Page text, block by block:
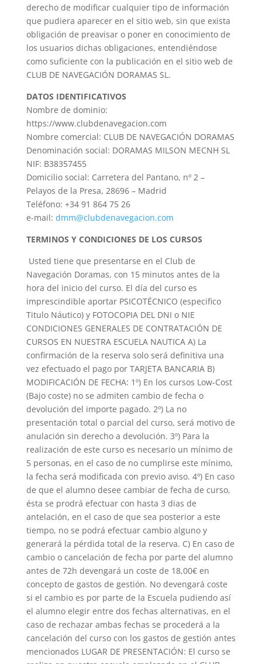
derecho de modificar cualquier tipo de información
que pudiera aparecer en el sitio web, sin que exista
obligación de preavisar o poner en conocimiento de
los usuarios dichas obligaciones, entendiéndose
como suficiente con la publicación en el sitio web de
CLUB DE NAVEGACIÓN DORAMAS SL.
DATOS IDENTIFICATIVOS
Nombre de dominio:
https://www.clubdenavegacion.com
Nombre comercial: CLUB DE NAVEGACIÓN DORAMAS
Denominación social: DORAMAS MILSON MECNH SL
NIF: B38357455
Domicilio social: Carretera del Pantano, nº 2 –
Pelayos de la Presa, 28696 – Madrid
Teléfono: +34 91 864 75 26
e-mail: dmm@clubdenavegacion.com
TERMINOS Y CONDICIONES DE LOS CURSOS
Usted tiene que presentarse en el Club de
Navegación Doramas, con 15 minutos antes de la
hora del inicio del curso. El día del curso es
imprescindible aportar PSICOTÉCNICO (especifico
Titulo Náutico) y FOTOCOPIA DEL DNI o NIE
CONDICIONES GENERALES DE CONTRATACIÓN DE
CURSOS EN NUESTRA ESCUELA NAUTICA A) La
confirmación de la reserva solo será definitiva una
vez efectuado el pago por TARJETA BANCARIA B)
MODIFICACIÓN DE FECHA: 1º) En los cursos Low-Cost
(Bajo coste) no se admiten cambio de fecha o
devolución del importe pagado. 2º) La no
presentación total o parcial del curso, será motivo de
anulación sin derecho a devolución. 3º) Para la
realización de este curso es necesario un mínimo de
5 personas, en el caso de no cumplirse este mínimo,
la fecha será modificada con previo aviso. 4º) En caso
de que el alumno desee cambiar de fecha de curso,
ésta se prodrá efectuar con hasta 3 dias de
antelación, en el caso de que sea posterior a este
tiempo, no se podrá efectuar cambio alguno y
generará la pérdida total de la reserva. C) En caso de
cambio o cancelación de fecha por parte del alumno
antes de 72h devengará un coste de 18,00€ en
concepto de gastos de gestión. No devengará coste
si el cambio es por parte de la Escuela pudiendo así
el alumno elegir entre dos fechas alternativas, en el
caso de rechazar ambas fechas se procederá a la
cancelación del curso con los gastos de gestión antes
mencionados LUGAR DE PRESENTACIÓN: El curso se